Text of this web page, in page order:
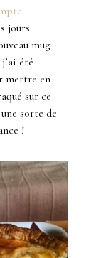
jours
mug
été
mettre en
sur ce
sorte de
!